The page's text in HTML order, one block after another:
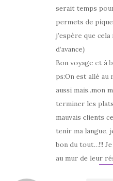
serait temps
permets de
j’espère que
d’avance)
Bon voyage et à
ps:On est allé au
aussi mais..mon
terminer les
mauvais clients
tenir ma langue,
bon du tout…!!!
au mur de leur